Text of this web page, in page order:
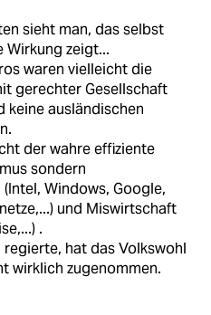
sieht man, das selbst
Wirkung zeigt...
waren vielleicht die
gerechter Gesellschaft
keine ausländischen
der wahre effiziente
sondern
Windows, Google,
und Miswirtschaft
.
hat das Volkswohl
wirklich zugenommen.